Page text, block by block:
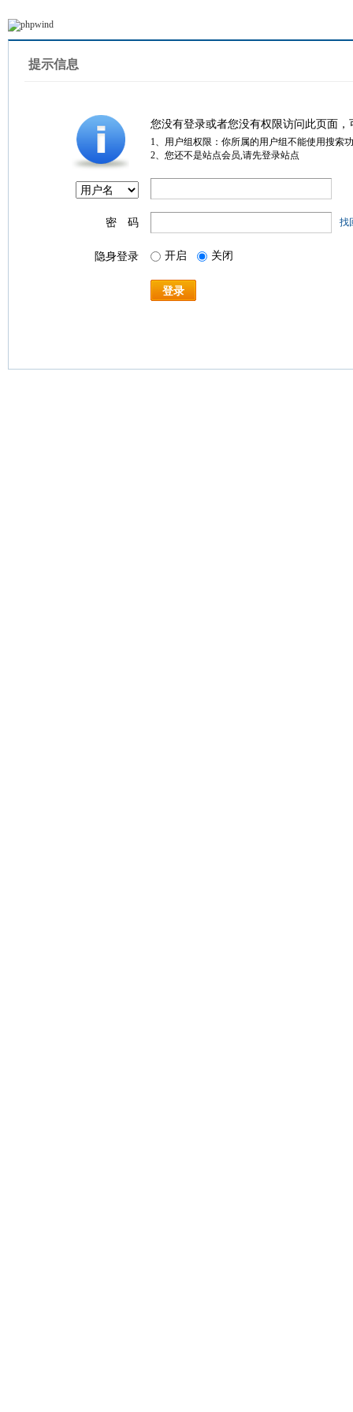
提示信息
您没有登录或者您没有权限访问此页面
1、用户组权限：你所属的用户组不能使用搜索
2、您还不是站点会员,请先登录站点
密 码 找
隐身登录 开启 关闭
登录